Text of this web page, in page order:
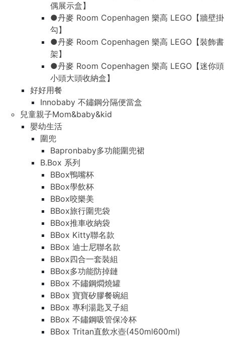
偶展示盒】
●丹麥 Room Copenhagen 樂高 LEGO【牆壁掛
勾】
●丹麥 Room Copenhagen 樂高 LEGO【裝飾書
架】
●丹麥 Room Copenhagen 樂高 LEGO【迷你頭
小頭大頭收納盒】
好好用餐
Innobaby 不鏽鋼分隔便當盒
兒童親子Mom&baby&kid
嬰幼生活
圍兜
Bapronbaby多功能圍兜裙
B.Box 系列
BBox鴨嘴杯
BBox學飲杯
BBox咬樂美
BBox旅行圍兜袋
BBox推車收納袋
BBox Kitty聯名款
BBox 迪士尼聯名款
BBox四合一套裝組
BBox多功能防掉鏈
BBox 不鏽鋼燜燒罐
BBox 寶寶矽膠餐碗組
BBox 專利湯匙叉子組
BBox 不鏽鋼吸管保冷杯
BBox Tritan直飲水壺(450ml600ml)